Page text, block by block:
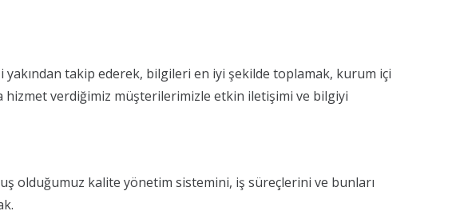
takip ederek, bilgileri en iyi şekilde toplamak, kurum içi
verdiğimiz müşterilerimizle etkin iletişimi ve bilgiyi
olduğumuz kalite yönetim sistemini, iş süreçlerini ve bunları